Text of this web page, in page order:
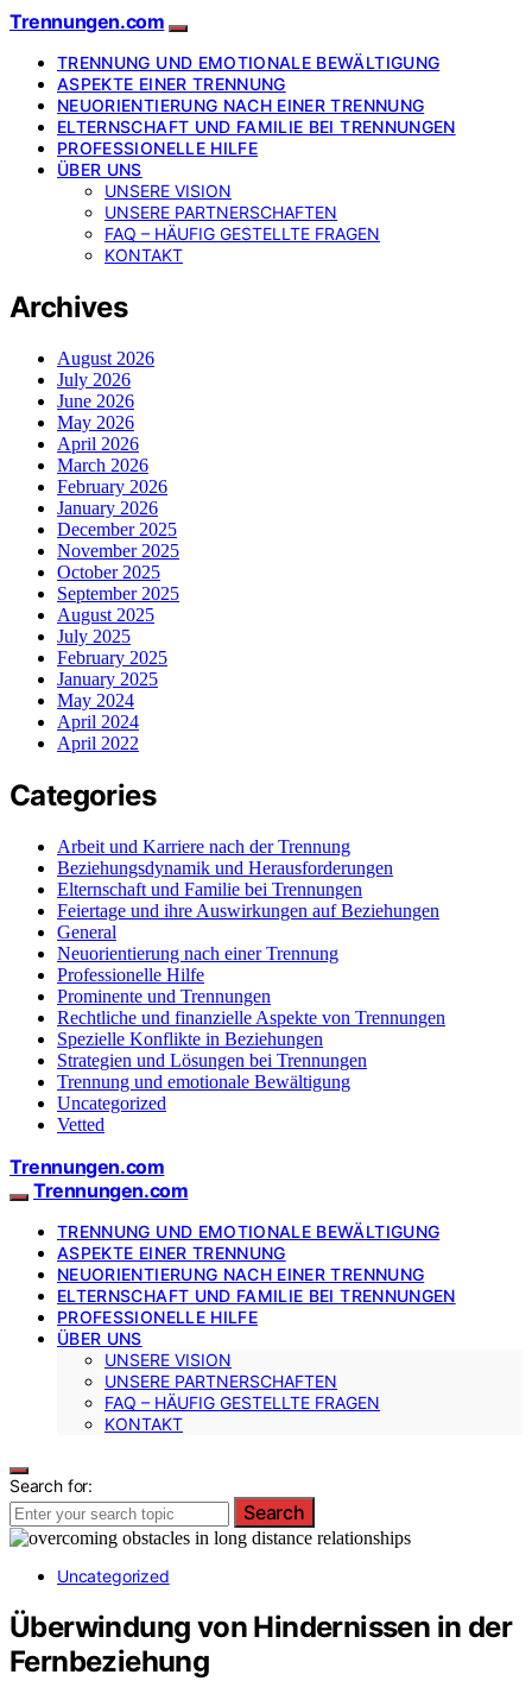
Trennungen.com
TRENNUNG UND EMOTIONALE BEWÄLTIGUNG
ASPEKTE EINER TRENNUNG
NEUORIENTIERUNG NACH EINER TRENNUNG
ELTERNSCHAFT UND FAMILIE BEI TRENNUNGEN
PROFESSIONELLE HILFE
ÜBER UNS
UNSERE VISION
UNSERE PARTNERSCHAFTEN
FAQ – HÄUFIG GESTELLTE FRAGEN
KONTAKT
Archives
August 2026
July 2026
June 2026
May 2026
April 2026
March 2026
February 2026
January 2026
December 2025
November 2025
October 2025
September 2025
August 2025
July 2025
February 2025
January 2025
May 2024
April 2024
April 2022
Categories
Arbeit und Karriere nach der Trennung
Beziehungsdynamik und Herausforderungen
Elternschaft und Familie bei Trennungen
Feiertage und ihre Auswirkungen auf Beziehungen
General
Neuorientierung nach einer Trennung
Professionelle Hilfe
Prominente und Trennungen
Rechtliche und finanzielle Aspekte von Trennungen
Spezielle Konflikte in Beziehungen
Strategien und Lösungen bei Trennungen
Trennung und emotionale Bewältigung
Uncategorized
Vetted
Trennungen.com
Trennungen.com
TRENNUNG UND EMOTIONALE BEWÄLTIGUNG
ASPEKTE EINER TRENNUNG
NEUORIENTIERUNG NACH EINER TRENNUNG
ELTERNSCHAFT UND FAMILIE BEI TRENNUNGEN
PROFESSIONELLE HILFE
ÜBER UNS
UNSERE VISION
UNSERE PARTNERSCHAFTEN
FAQ – HÄUFIG GESTELLTE FRAGEN
KONTAKT
Search for:
Search
Uncategorized
Überwindung von Hindernissen in der
Fernbeziehung